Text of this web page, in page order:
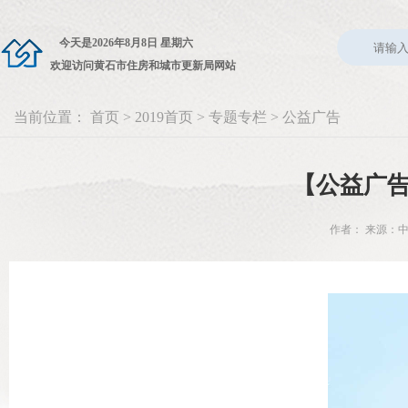
今天是2026年8月8日 星期六
欢迎访问黄石市住房和城市更新局网站
当前位置： 首页 > 2019首页 > 专题专栏 > 公益广告
【公益广
作者： 来源：